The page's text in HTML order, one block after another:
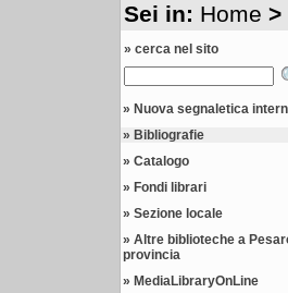
Sei in: Home >
» cerca nel sito
» Nuova segnaletica
» Bibliografie
» Catalogo
» Fondi librari
» Sezione locale
» Altre biblioteche a
provincia
» MediaLibraryOnLine